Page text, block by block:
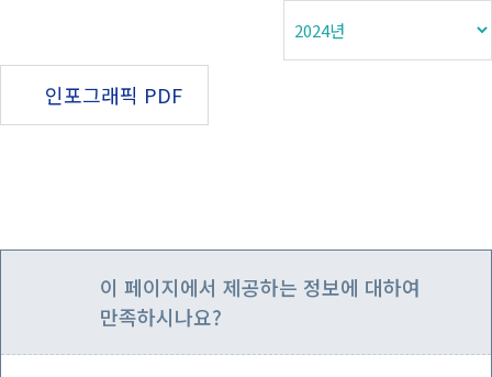
인포그래픽 PDF
이 페이지에서 제공하는 정보에 대하여
만족하시나요?